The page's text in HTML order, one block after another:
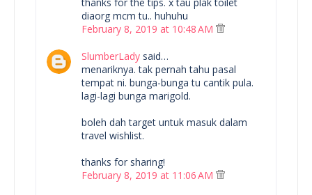
thanks for the tips. x tau plak toilet
diaorg mcm tu.. huhuhu
February 8, 2019 at 10:48 AM
SlumberLady said…
menariknya. tak pernah tahu pasal
tempat ni. bunga-bunga tu cantik pula.
lagi-lagi bunga marigold.
boleh dah target untuk masuk dalam
travel wishlist.
thanks for sharing!
February 8, 2019 at 11:06 AM